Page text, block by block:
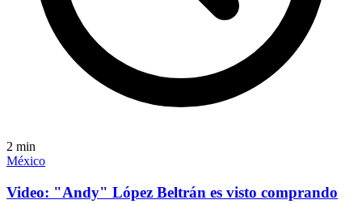
2 min
México
Video: "Andy" López Beltrán es visto comprando